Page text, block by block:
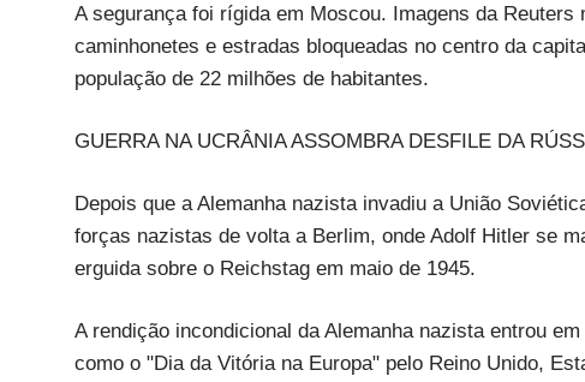
A segurança foi rígida em Moscou. Imagens da
caminhonetes e estradas bloqueadas no centro da
população de 22 milhões de habitantes.
GUERRA NA UCRÂNIA ASSOMBRA DESFILE DA
Depois que a Alemanha nazista invadiu a União
forças nazistas de volta a Berlim, onde Adolf Hitler se
erguida sobre o Reichstag em maio de 1945.
A rendição incondicional da Alemanha nazista entrou
como o "Dia da Vitória na Europa" pelo Reino Unido,